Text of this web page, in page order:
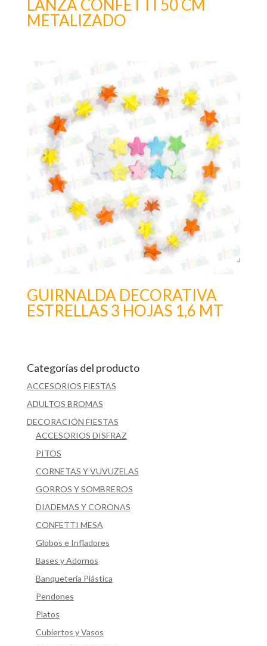
LANZA CONFETTI 50 CM
METALIZADO
GUIRNALDA DECORATIVA
ESTRELLAS 3 HOJAS 1,6 MT
Categorías del producto
ACCESORIOS FIESTAS
ADULTOS BROMAS
DECORACIÓN FIESTAS
ACCESORIOS DISFRAZ
PITOS
CORNETAS Y VUVUZELAS
GORROS Y SOMBREROS
DIADEMAS Y CORONAS
CONFETTI MESA
Globos e Infladores
Bases y Adornos
Banqueteria Plástica
Pendones
Platos
Cubiertos y Vasos